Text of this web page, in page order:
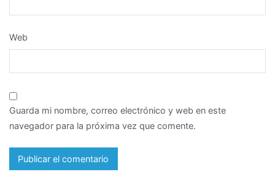
Web
Guarda mi nombre, correo electrónico y web en este
navegador para la próxima vez que comente.